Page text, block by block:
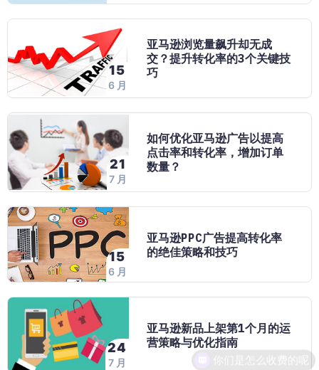
15
6 月
亚马逊浏览量飙升却无成
交？提升转化率的3个关键技
巧
21
7 月
如何优化亚马逊广告以提高
点击率和转化率，增加订单
数量？
15
6 月
亚马逊PPC广告提高转化率
的绝佳策略和技巧
24
7 月
亚马逊新品上架第1个月的运
营策略与优化指南
你们是怎么收费的呢